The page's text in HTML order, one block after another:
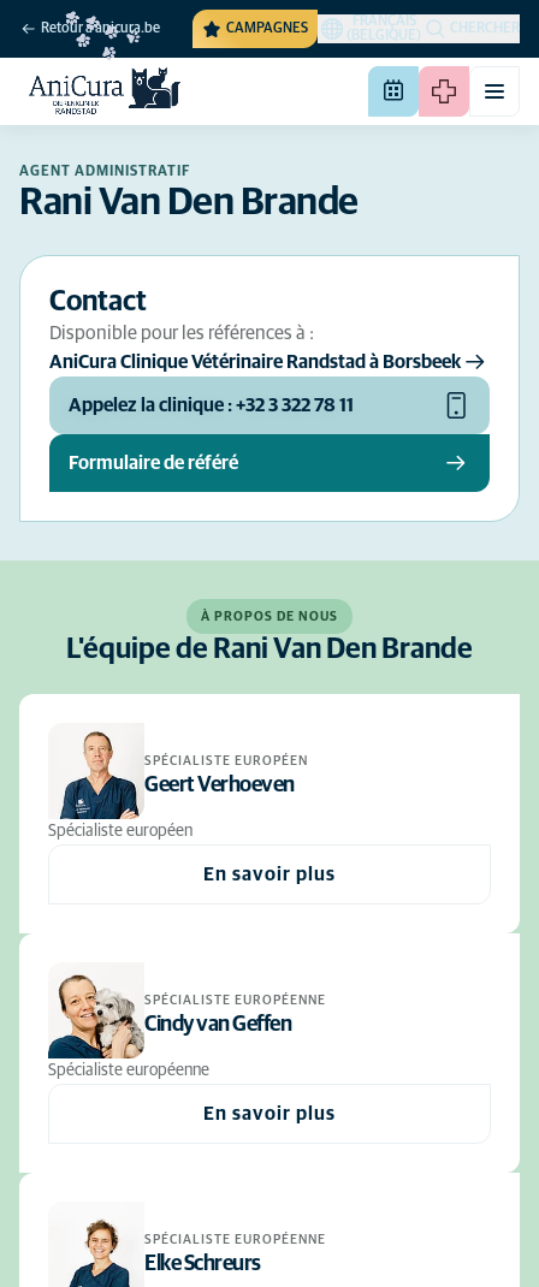
Retour à anicura.be CAMPAGNES
FRANÇAIS
(BELGIQUE)
CHERCHER
AGENT ADMINISTRATIF
Rani Van Den Brande
Contact
Disponible pour les références à :
AniCura Clinique Vétérinaire Randstad à Borsbeek
Appelez la clinique : +32 3 322 78 11
Formulaire de référé
À PROPOS DE NOUS
L'équipe de Rani Van Den Brande
SPÉCIALISTE EUROPÉEN
Geert Verhoeven
Spécialiste européen
En savoir plus
SPÉCIALISTE EUROPÉENNE
Cindy van Geffen
Spécialiste européenne
En savoir plus
SPÉCIALISTE EUROPÉENNE
Elke Schreurs